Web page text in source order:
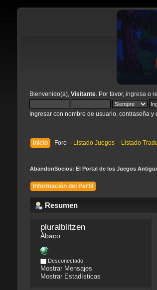
Bienvenido(a), Visitante. Por favor, ingresa o
Ingresar con nombre de usuario, contraseña y
Inicio Foro Listado Juegos Listado
AbandonSocios: El Portal de los Juegos
Información del Perfil
Resumen
pluralblitzen
Ábaco
Desconectado
Mostrar Mensajes
Mostrar Estadísticas